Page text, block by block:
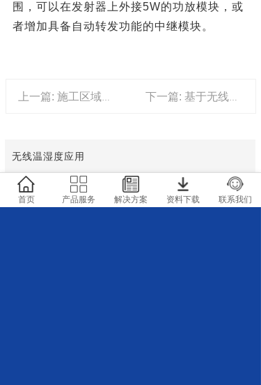
围，可以在发射器上外接5W的功放模块，或
者增加具备自动转发功能的中继模块。
上一篇: 施工区域防撞（防闯入）预警系统 下一篇: 基于无线传输的桥梁监测预警系统
无线温湿度应用
集成高性能低功耗工业级单片机，实现传感器数据采集和无线传
输处理。
首页 产品服务 解决方案 资料下载 联系我们